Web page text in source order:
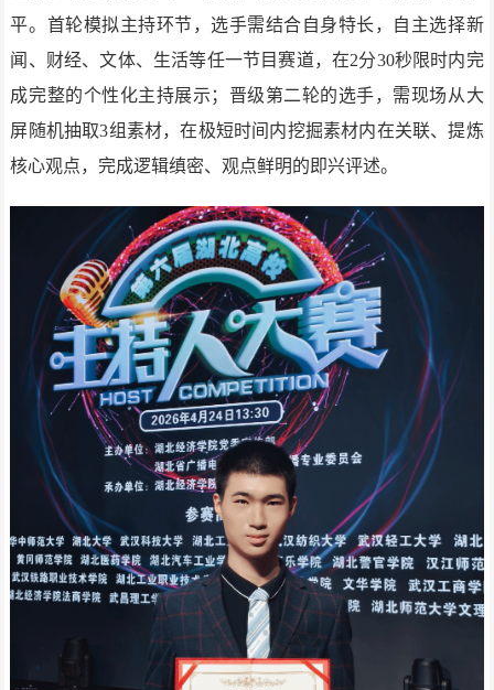
平。首轮模拟主持环节，选手需结合自身特长，自主选择新
闻、财经、文体、生活等任一节目赛道，在2分30秒限时内完
成完整的个性化主持展示；晋级第二轮的选手，需现场从大
屏随机抽取3组素材，在极短时间内挖掘素材内在关联、提炼
核心观点，完成逻辑缜密、观点鲜明的即兴评述。